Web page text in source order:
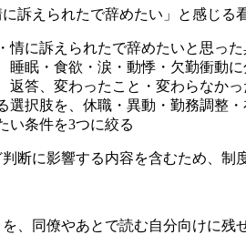
に訴えられたで辞めたい」と感じる
情に訴えられたで辞めたいと思った
睡眠・食欲・涙・動悸・欠勤衝動
返答、変わったこと・変わらなか
選択肢を、休職・異動・勤務調整
い条件を3つに絞る
断に影響する内容を含むため、制
、同僚やあとで読む自分向けに残